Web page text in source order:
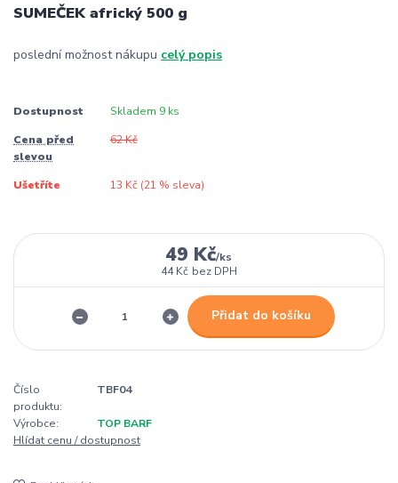
SUMEČEK africký 500 g
poslední možnost nákupu celý popis
Dostupnost Skladem 9 ks
Cena před
slevou
62 Kč
Ušetříte 13 Kč (21 % sleva)
49 Kč/ks
44 Kč bez DPH
Přidat do košíku
Číslo
produktu:
TBF04
Výrobce:
TOP BARF
Hlídat cenu / dostupnost